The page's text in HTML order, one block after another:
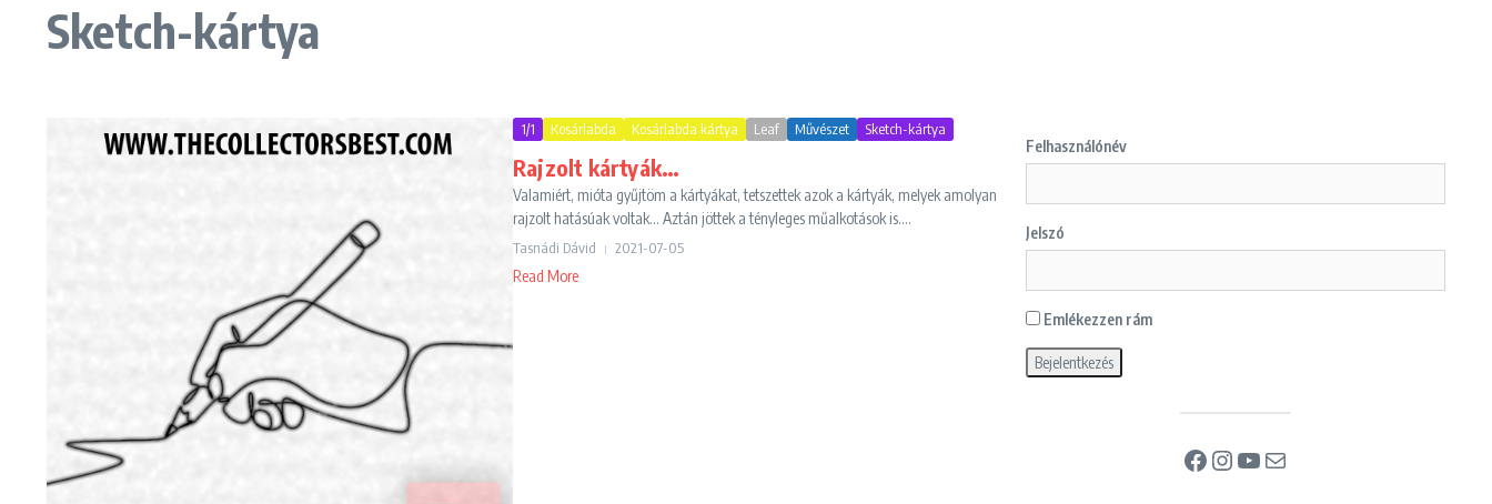
Sketch-kártya
1/1 Kosárlabda Kosárlabda kártya Leaf Művészet Sketch-kártya
Rajzolt kártyák…
Valamiért, mióta gyűjtöm a kártyákat, tetszettek azok a kártyák, melyek amolyan
rajzolt hatásúak voltak... Aztán jöttek a tényleges műalkotások is....
Tasnádi Dávid 2021-07-05
Read More
Felhasználónév
Jelszó
Emlékezzen rám
Facebook
Instagram
YouTube
Mail